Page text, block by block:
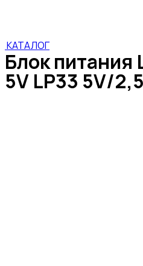
КАТАЛОГ
Блок питания
5V LP33 5V/